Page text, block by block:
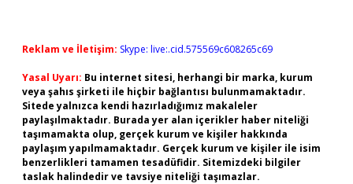
Reklam ve İletişim: Skype: live:.cid.575569c608265c69
Yasal Uyarı: Bu internet sitesi, herhangi bir marka, kurum
veya şahıs şirketi ile hiçbir bağlantısı bulunmamaktadır.
Sitede yalnızca kendi hazırladığımız makaleler
paylaşılmaktadır. Burada yer alan içerikler haber niteliği
taşımamakta olup, gerçek kurum ve kişiler hakkında
paylaşım yapılmamaktadır. Gerçek kurum ve kişiler ile isim
benzerlikleri tamamen tesadüfidir. Sitemizdeki bilgiler
taslak halindedir ve tavsiye niteliği taşımazlar.